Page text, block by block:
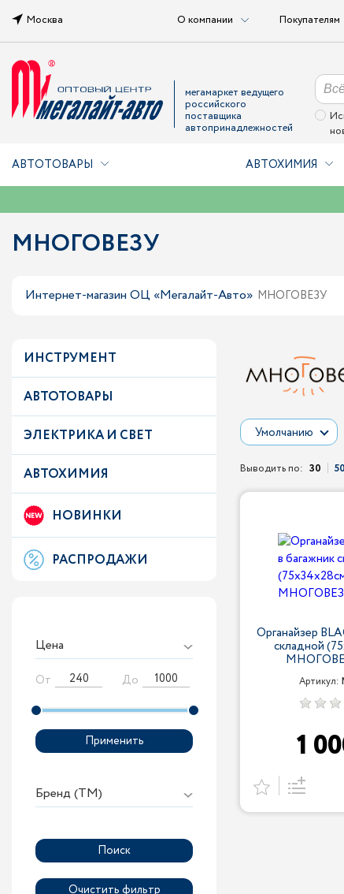
Москва О компании Покупателям
мегамаркет ведущего
российского
поставщика
автопринадлежностей
АВТОТОВАРЫ АВТОХИМИЯ
МНОГОВЕЗУ
Интернет-магазин ОЦ «Мегалайт-Авто» МНОГОВЕЗУ
ИНСТРУМЕНТ
АВТОТОВАРЫ
ЭЛЕКТРИКА И СВЕТ
АВТОХИМИЯ
НОВИНКИ
РАСПРОДАЖИ
Цена
От До
Применить
Бренд (ТМ)
Умолчанию
Выводить по: 30 50
Органайзер
складной
Артикул:
1